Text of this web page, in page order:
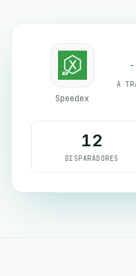
Speedex
A
12
DISPARADORES